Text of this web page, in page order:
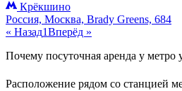
Крёкшино
Россия, Москва, Brady Greens, 684
« Назад1Вперёд »
Почему посуточная аренда у метро
Расположение рядом со станцией